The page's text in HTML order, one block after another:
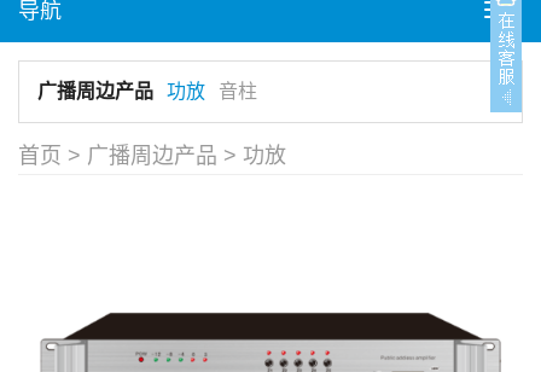
T
o
g
g
a
导航
广播周边产品 功放 音柱
首页 > 广播周边产品 > 功放